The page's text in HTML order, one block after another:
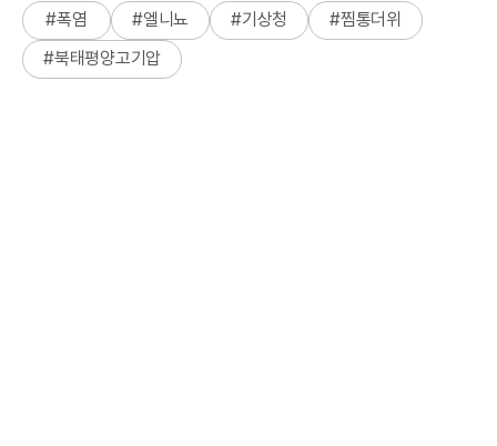
#폭염 #엘니뇨 #기상청 #찜통더위
#북태평양고기압